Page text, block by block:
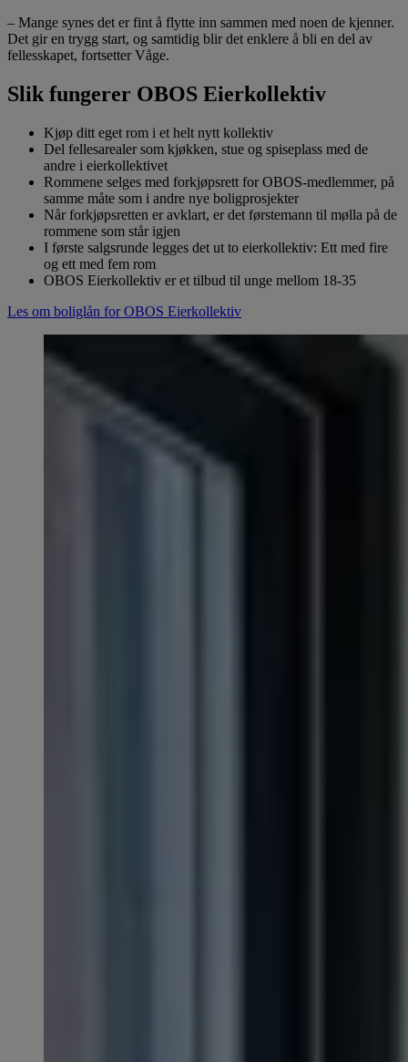
– Mange synes det er fint å flytte inn sammen med noen de kjenner.
Det gir en trygg start, og samtidig blir det enklere å bli en del av
fellesskapet, fortsetter Våge.
Slik fungerer OBOS Eierkollektiv
Kjøp ditt eget rom i et helt nytt kollektiv
Del fellesarealer som kjøkken, stue og spiseplass med de
andre i eierkollektivet
Rommene selges med forkjøpsrett for OBOS-medlemmer, på
samme måte som i andre nye boligprosjekter
Når forkjøpsretten er avklart, er det førstemann til mølla på de
rommene som står igjen
I første salgsrunde legges det ut to eierkollektiv: Ett med fire
og ett med fem rom
OBOS Eierkollektiv er et tilbud til unge mellom 18-35
Les om boliglån for OBOS Eierkollektiv